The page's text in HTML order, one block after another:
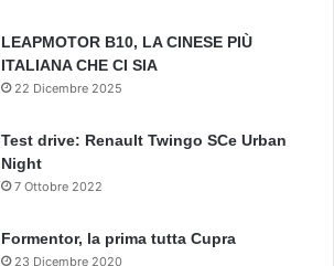
LEAPMOTOR B10, LA CINESE PIÙ
ITALIANA CHE CI SIA
22 Dicembre 2025
Test drive: Renault Twingo SCe Urban
Night
7 Ottobre 2022
Formentor, la prima tutta Cupra
23 Dicembre 2020